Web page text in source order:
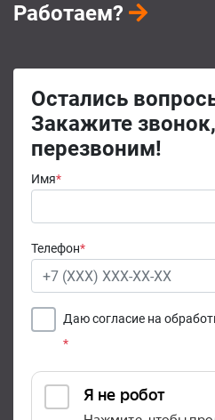
Работаем?
Остались
Закажите
перезвоним!
Имя*
Телефон*
Даю согласие на
*